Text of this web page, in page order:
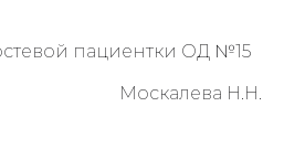
пациентки ОД №15
Москалева Н.Н.